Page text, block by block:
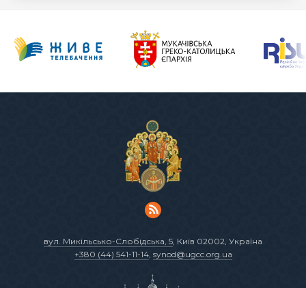
вул. Микільсько-Слобідська, 5 , Київ 02002, Україна
+380 (44) 541-11-14, synod@ugcc.org.ua